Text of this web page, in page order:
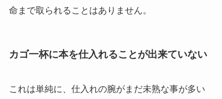
命まで取られることはありません。
カゴ一杯に本を仕入れることが出来ていない
これは単純に、仕入れの腕がまだ未熟な事が多い